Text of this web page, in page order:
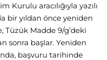
Kurulu aracılığıyla yazılı
bir yıldan önce yeniden
Tüzük Madde 9/g’deki
sonra başlar. Yeniden
başvuru tarihinde